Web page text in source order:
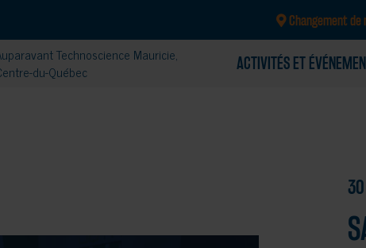
Changement
Technoscience Mauricie,
du-Québec
ACTIVITÉS ET